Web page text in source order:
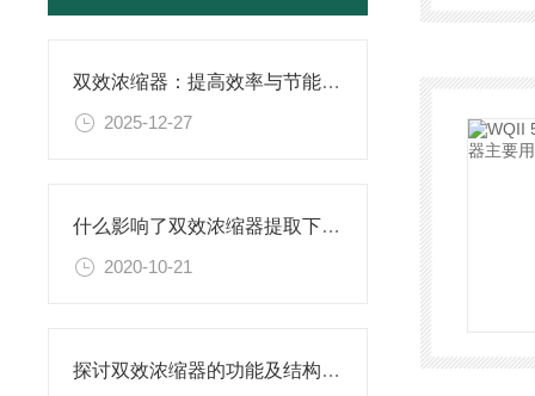
双效浓缩器：提高效率与节能的现代解决方案
2025-12-27
什么影响了双效浓缩器提取下降？这四个因素一定要注意
2020-10-21
探讨双效浓缩器的功能及结构说明